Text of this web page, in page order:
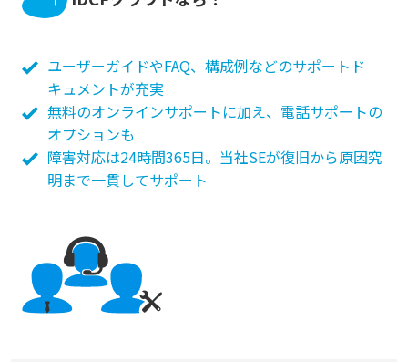
ユーザーガイドやFAQ、構成例などのサポートド
キュメントが充実
無料のオンラインサポートに加え、電話サポートの
オプションも
障害対応は24時間365日。当社SEが復旧から原因究
明まで一貫してサポート